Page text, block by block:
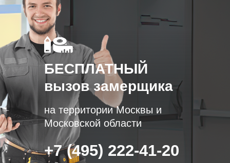
БЕСПЛАТНЫЙ
вызов замерщика
на территории Москвы и
Московской области
+7 (495) 222-41-20